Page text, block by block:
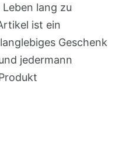
lang zu
ist ein
Geschenk
jedermann